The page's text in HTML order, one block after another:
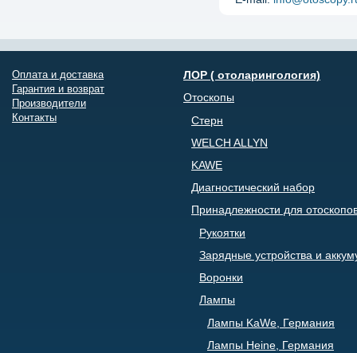
Оплата и доставка
Гарантия и возврат
Производители
Контакты
ЛОР ( отоларингология)
Отоскопы
Стерн
WELCH ALLYN
KAWE
Диагностический набор
Принадлежности для
Рукоятки
Зарядные устройства и
Воронки
Лампы
Лампы KaWe, Германия
Лампы Heine, Германия